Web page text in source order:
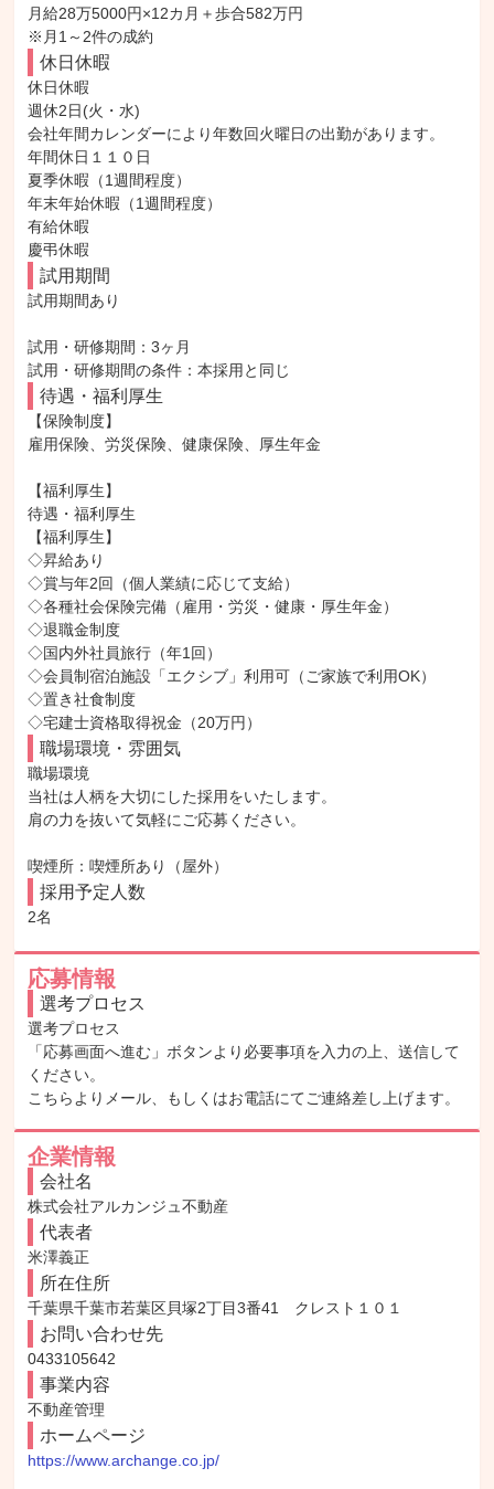
月給28万5000円×12カ月＋歩合582万円
※月1～2件の成約
休日休暇
休日休暇
週休2日(火・水)
会社年間カレンダーにより年数回火曜日の出勤があります。
年間休日１１０日
夏季休暇（1週間程度）
年末年始休暇（1週間程度）
有給休暇
慶弔休暇
試用期間
試用期間あり
試用・研修期間：3ヶ月
待遇・福利厚生
【保険制度】
雇用保険、労災保険、健康保険、厚生年金
【福利厚生】
待遇・福利厚生
【福利厚生】
◇昇給あり
◇賞与年2回（個人業績に応じて支給）
◇各種社会保険完備（雇用・労災・健康・厚生年金）
◇退職金制度
◇国内外社員旅行（年1回）
◇会員制宿泊施設「エクシブ」利用可（ご家族で利用OK）
◇置き社食制度
◇宅建士資格取得祝金（20万円）
職場環境・雰囲気
職場環境
当社は人柄を大切にした採用をいたします。
肩の力を抜いて気軽にご応募ください。
喫煙所：喫煙所あり（屋外）
採用予定人数
2名
応募情報
選考プロセス
選考プロセス
「応募画面へ進む」ボタンより必要事項を入力の上、送信して
ください。
こちらよりメール、もしくはお電話にてご連絡差し上げます。
企業情報
会社名
株式会社アルカンジュ不動産
代表者
米澤義正
所在住所
千葉県千葉市若葉区貝塚2丁目3番41　クレスト１０１
お問い合わせ先
0433105642
事業内容
不動産管理
ホームページ
https://www.archange.co.jp/